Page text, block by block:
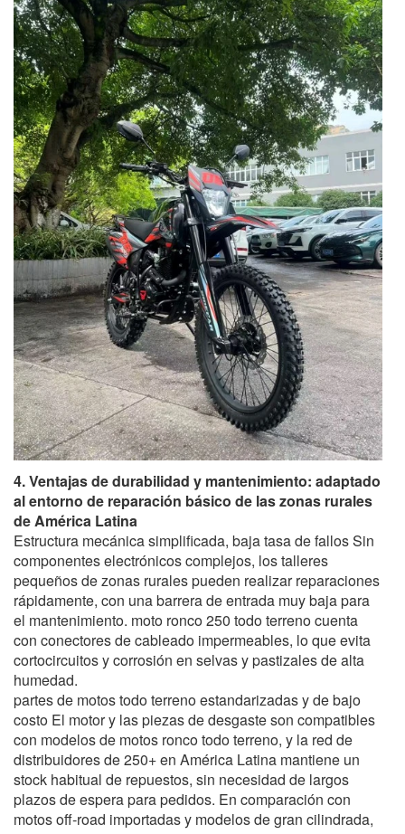
4. Ventajas de durabilidad y mantenimiento: adaptado
al entorno de reparación básico de las zonas rurales
de América Latina
Estructura mecánica simplificada, baja tasa de fallos Sin
componentes electrónicos complejos, los talleres
pequeños de zonas rurales pueden realizar reparaciones
rápidamente, con una barrera de entrada muy baja para
el mantenimiento. moto ronco 250 todo terreno cuenta
con conectores de cableado impermeables, lo que evita
cortocircuitos y corrosión en selvas y pastizales de alta
humedad.
partes de motos todo terreno estandarizadas y de bajo
costo El motor y las piezas de desgaste son compatibles
con modelos de motos ronco todo terreno, y la red de
distribuidores de 250+ en América Latina mantiene un
stock habitual de repuestos, sin necesidad de largos
plazos de espera para pedidos. En comparación con
motos off‑road importadas y modelos de gran cilindrada,